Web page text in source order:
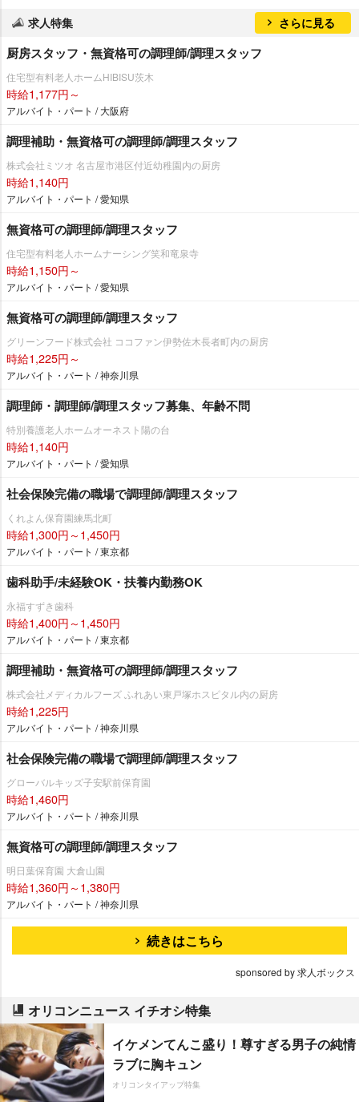
求人特集 さらに見る
厨房スタッフ・無資格可の調理師/調理スタッフ
住宅型有料老人ホームHIBISU茨木
時給1,177円～
アルバイト・パート / 大阪府
調理補助・無資格可の調理師/調理スタッフ
株式会社ミツオ 名古屋市港区付近幼稚園内の厨房
時給1,140円
アルバイト・パート / 愛知県
無資格可の調理師/調理スタッフ
住宅型有料老人ホームナーシング笑和竜泉寺
時給1,150円～
アルバイト・パート / 愛知県
無資格可の調理師/調理スタッフ
グリーンフード株式会社 ココファン伊勢佐木長者町内の厨房
時給1,225円～
アルバイト・パート / 神奈川県
調理師・調理師/調理スタッフ募集、年齢不問
特別養護老人ホームオーネスト陽の台
時給1,140円
アルバイト・パート / 愛知県
社会保険完備の職場で調理師/調理スタッフ
くれよん保育園練馬北町
時給1,300円～1,450円
アルバイト・パート / 東京都
歯科助手/未経験OK・扶養内勤務OK
永福すずき歯科
時給1,400円～1,450円
アルバイト・パート / 東京都
調理補助・無資格可の調理師/調理スタッフ
株式会社メディカルフーズ ふれあい東戸塚ホスピタル内の厨房
時給1,225円
アルバイト・パート / 神奈川県
社会保険完備の職場で調理師/調理スタッフ
グローバルキッズ子安駅前保育園
時給1,460円
アルバイト・パート / 神奈川県
無資格可の調理師/調理スタッフ
明日葉保育園 大倉山園
時給1,360円～1,380円
アルバイト・パート / 神奈川県
続きはこちら
sponsored by 求人ボックス
オリコンニュース イチオシ特集
イケメンてんこ盛り！尊すぎる男子の純情
ラブに胸キュン
オリコンタイアップ特集